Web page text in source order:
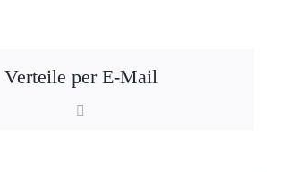
Verteile per E-Mail